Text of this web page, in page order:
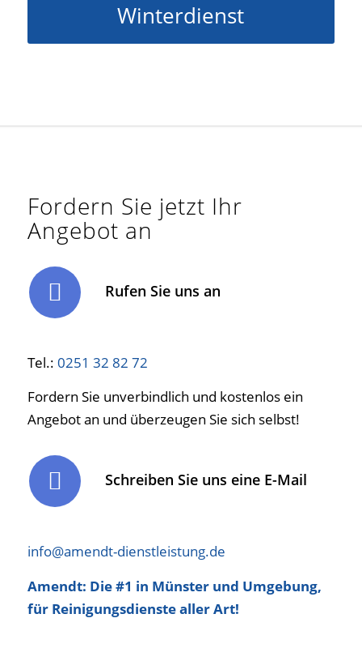
Winterdienst
Fordern Sie jetzt Ihr
Angebot an
Rufen Sie uns an
Tel.: 0251 32 82 72
Fordern Sie unverbindlich und kostenlos ein
Angebot an und überzeugen Sie sich selbst!
Schreiben Sie uns eine E-Mail
info@amendt-dienstleistung.de
Amendt: Die #1 in Münster und Umgebung,
für Reinigungsdienste aller Art!